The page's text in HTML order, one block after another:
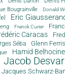
Bougrainville Donald
Eric
Franck Curier
Caracas
Séba Glenn Ferris
Hamid Belhocine
Jacob
Jacques Schwarz-